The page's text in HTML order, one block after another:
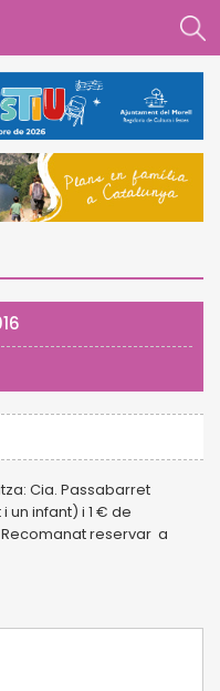
Cia. Passabarret
un infant) i 1 € de
reservar a